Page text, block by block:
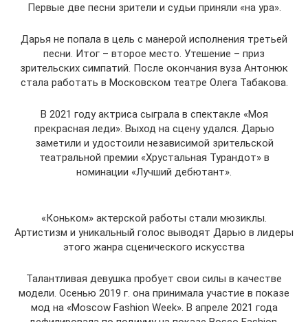
Первые две песни зрители и судьи приняли «на ура».
Дарья не попала в цель с манерой исполнения третьей
песни. Итог – второе место. Утешение – приз
зрительских симпатий. После окончания вуза Антонюк
стала работать в Московском театре Олега Табакова.
В 2021 году актриса сыграла в спектакле «Моя
прекрасная леди». Выход на сцену удался. Дарью
заметили и удостоили независимой зрительской
театральной премии «Хрустальная Турандот» в
номинации «Лучший дебютант».
«Коньком» актерской работы стали мюзиклы.
Артистизм и уникальный голос выводят Дарью в лидеры
этого жанра сценического искусства
Талантливая девушка пробует свои силы в качестве
модели. Осенью 2019 г. она принимала участие в показе
мод на «Moscow Fashion Week». В апреле 2021 года